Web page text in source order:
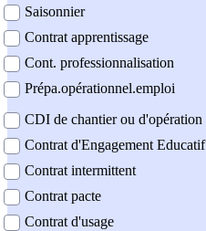
Saisonnier
Contrat apprentissage
Cont. professionnalisation
Prépa.opérationnel.emploi
CDI de chantier ou d'opération
Contrat d'Engagement Educatif
Contrat intermittent
Contrat pacte
Contrat d'usage